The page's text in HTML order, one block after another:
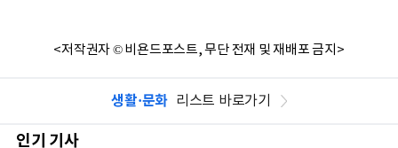
<저작권자 © 비욘드포스트, 무단 전재 및 재배포 금지>
생활·문화 리스트 바로가기
인기 기사